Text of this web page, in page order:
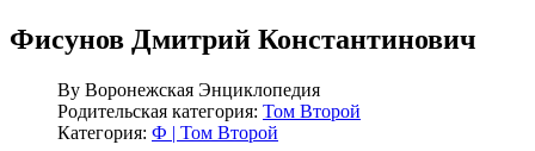
Фисунов Дмитрий Константинович
By Воронежская Энциклопедия
Родительская категория: Том Второй
Категория: Ф | Том Второй